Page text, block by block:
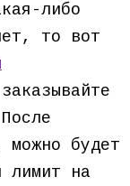
либо
то вот
можно будет
лимит на